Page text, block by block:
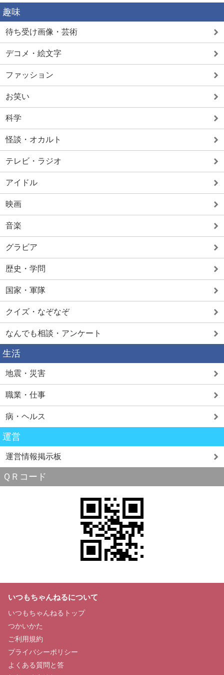
趣味
待ち受け画像・芸術
デコメ・絵文字
ファッション
お笑い
科学
怪談・オカルト
テレビ・ラジオ
アイドル
映画
音楽
グラビア
歴史・学問
国家・軍隊
クイズ・なぞなぞ
なんでも相談・アンケート
生活
地震・災害
職業・仕事
病・ヘルス
運営
運営情報掲示板
ＱＲコード
いつもちゃんねるについて
いつもちゃんねるトップ
つかいかた
ご利用規約
プライバシーポリシー
よくある質問と答